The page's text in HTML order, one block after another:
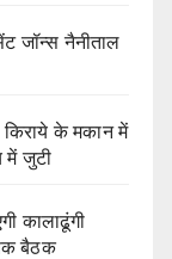
जॉन्स नैनीताल
किराये के मकान में
में जुटी
कालाढूंगी
बैठक